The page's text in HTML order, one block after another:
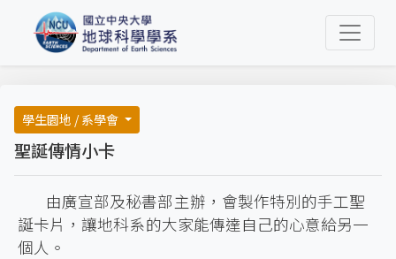
學生園地 / 系學會
聖誕傳情小卡
由廣宣部及秘書部主辦，會製作特別的手工聖
誕卡片，讓地科系的大家能傳達自己的心意給另一
個人。